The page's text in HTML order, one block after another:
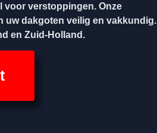
voor verstoppingen. Onze
uw dakgoten veilig en vakkundig.
en Zuid-Holland.